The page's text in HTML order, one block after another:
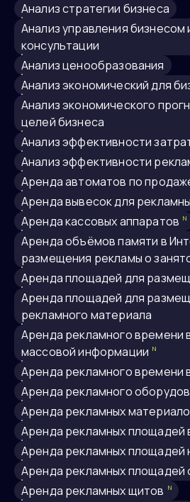
Анализ стратегии бизнеса
анализ управления бизнесом и бизнес-
консультации
анализ ценообразования
анализ экономический для
анализ экономического прогнозирования для
целей бизнеса
анализ эффективности
анализ эффективности
аренда автоматов по
аренда вывесок для
аренда кассовых аппаратов N
аренда объёмов памяти в Интернет для
размещения рекламы о
аренда площадей для
аренда площадей для размещения рекламы и
рекламного материала
аренда рекламного времени в средствах
массовой информации N
аренда рекламного времени
аренда рекламного
аренда рекламных
аренда рекламных площадей
Аренда рекламных площадей
аренда рекламных площадей
аренда рекламных щитов
N